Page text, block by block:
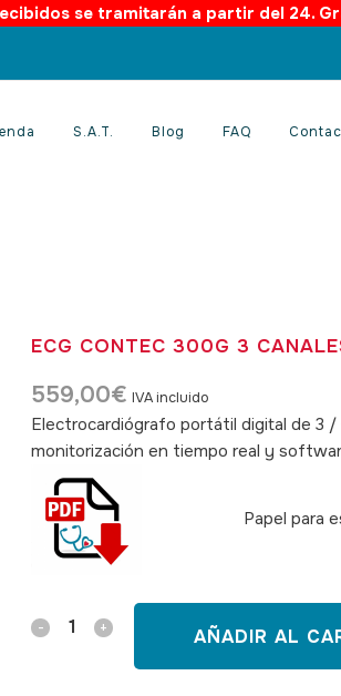
se tramitarán a partir del 24.
S.A.T. Blog FAQ
ECG CONTEC 300G 3
559,00€ IVA incluido
Electrocardiógrafo portátil digital de 3 /
monitorización en tiempo real y
Papel para este
ECG
AÑADIR AL